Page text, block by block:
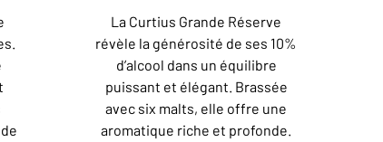
La Curtius Grande Réserve
révèle la générosité de ses 10%
d’alcool dans un équilibre
puissant et élégant. Brassée
avec six malts, elle offre une
aromatique riche et profonde.